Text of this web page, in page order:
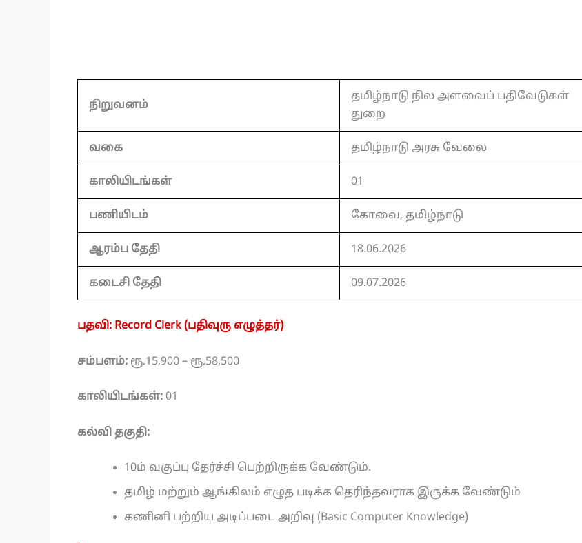
நிறுவனம்
தமிழ்நாடு நில அளவைப் பதிவேடுகள்
துறை
வகை தமிழ்நாடு அரசு வேலை
காலியிடங்கள் 01
பணியிடம் கோவை, தமிழ்நாடு
ஆரம்ப தேதி 18.06.2026
கடைசி தேதி 09.07.2026
பதவி: Record Clerk (பதிவுரு எழுத்தர்)
சம்பளம்: ரூ.15,900 – ரூ.58,500
காலியிடங்கள்: 01
கல்வி தகுதி:
10ம் வகுப்பு தேர்ச்சி பெற்றிருக்க வேண்டும்.
தமிழ் மற்றும் ஆங்கிலம் எழுத படிக்க தெரிந்தவராக இருக்க வேண்டும்
கணினி பற்றிய அடிப்படை அறிவு (Basic Computer Knowledge)